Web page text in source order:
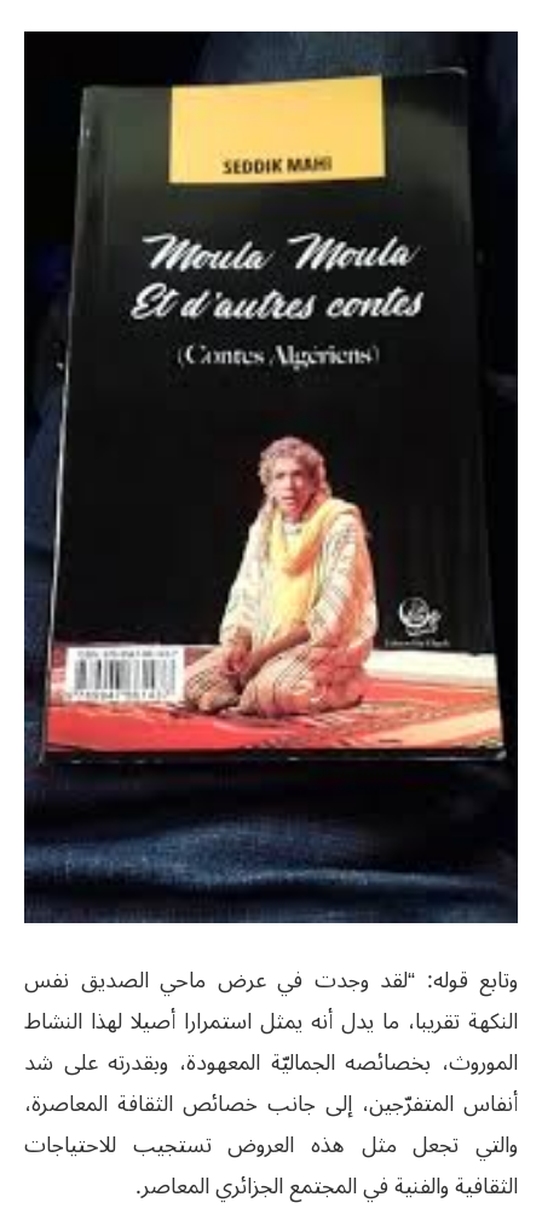
وتابع قوله: “لقد وجدت في عرض ماحي الصديق نفس
النكهة تقريبا، ما يدل أنه يمثل استمرارا أصيلا لهذا النشاط
الموروث، بخصائصه الجماليّة المعهودة، وبقدرته على شد
أنفاس المتفرّجين، إلى جانب خصائص الثقافة المعاصرة،
والتي تجعل مثل هذه العروض تستجيب للاحتياجات
الثقافية والفنية في المجتمع الجزائري المعاصر.